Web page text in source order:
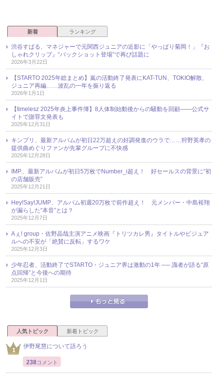
新着 ランキング
渋谷すばる、マネジャーで元関西ジュニアの近影に「やっぱり菊岡！」『お
しゃれクリップ』“バックショット登場”で再び話題に
2026年3月22日
【STARTO 2025年総まとめ】嵐の活動終了発表にKAT-TUN、TOKIO解散、
ジュニア再編……波乱の一年を振り返る
2026年1月1日
【timelesz 2025年炎上事件簿】8人体制始動後からの騒動を回顧――公式サ
イトで謝罪文発表も
2025年12月31日
キンプリ、最新アルバムが初日22万超えの好調発進のウラで……狩野英孝の
提供曲めぐりファンが先輩グループに不快感
2025年12月28日
IMP.、最新アルバムが初日5万枚でNumber_i超え！ 好セールスの背景に“初
の店舗販売”
2025年12月21日
Hey!Say!JUMP、アルバム初週20万枚で前作超え！ 元メンバー・中島裕翔
が漏らした“本音”とは？
2025年12月7日
Aぇ! group・佐野晶哉主演アニメ映画『トリツカレ男』タイトルやビジュア
ルへの不安が「絶賛に反転」するワケ
2025年12月3日
少年忍者、活動終了でSTARTO・ジュニア界は激動の1年 ── 識者が語る“原
点回帰”と今後への期待
2025年12月1日
人気トピック 新着トピック
伊野尾慧について語ろう
238コメント